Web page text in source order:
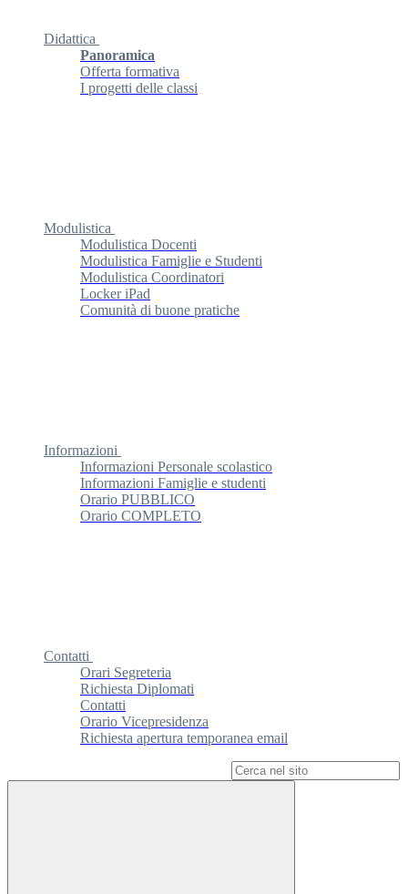
Didattica
Panoramica
Offerta formativa
I progetti delle classi
Modulistica
Modulistica Docenti
Modulistica Famiglie e Studenti
Modulistica Coordinatori
Locker iPad
Comunità di buone pratiche
Informazioni
Informazioni Personale scolastico
Informazioni Famiglie e studenti
Orario PUBBLICO
Orario COMPLETO
Contatti
Orari Segreteria
Richiesta Diplomati
Contatti
Orario Vicepresidenza
Richiesta apertura temporanea email